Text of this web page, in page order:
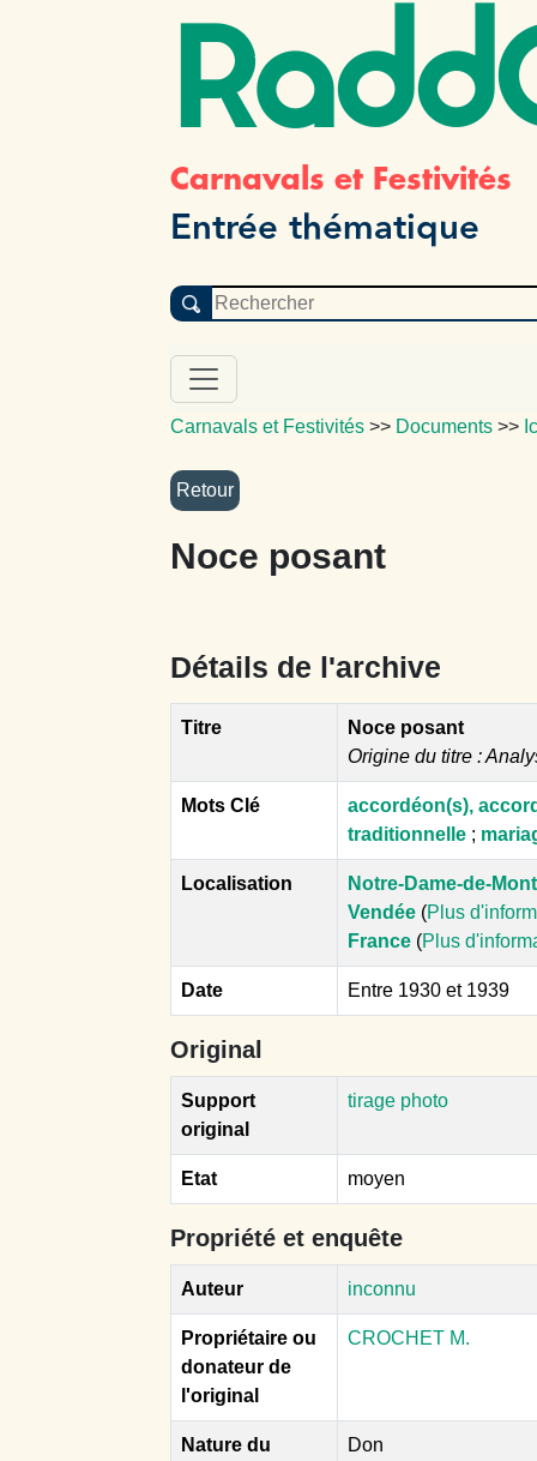
Carnavals et Festivités
Entrée thématique
Carnavals et Festivités >> Documents >>
Noce posant
Détails de l'archive
Titre
Noce posant
Origine du titre :
Mots Clé
accordéon(s),
traditionnelle ;
Localisation
Notre-Dame-de-
Vendée (Plus
France (Plus
Date Entre 1930 et 1939
Original
Support
original
tirage photo
Etat moyen
Propriété et enquête
Auteur inconnu
Propriétaire ou
donateur de
l'original
CROCHET M.
Nature du
Don